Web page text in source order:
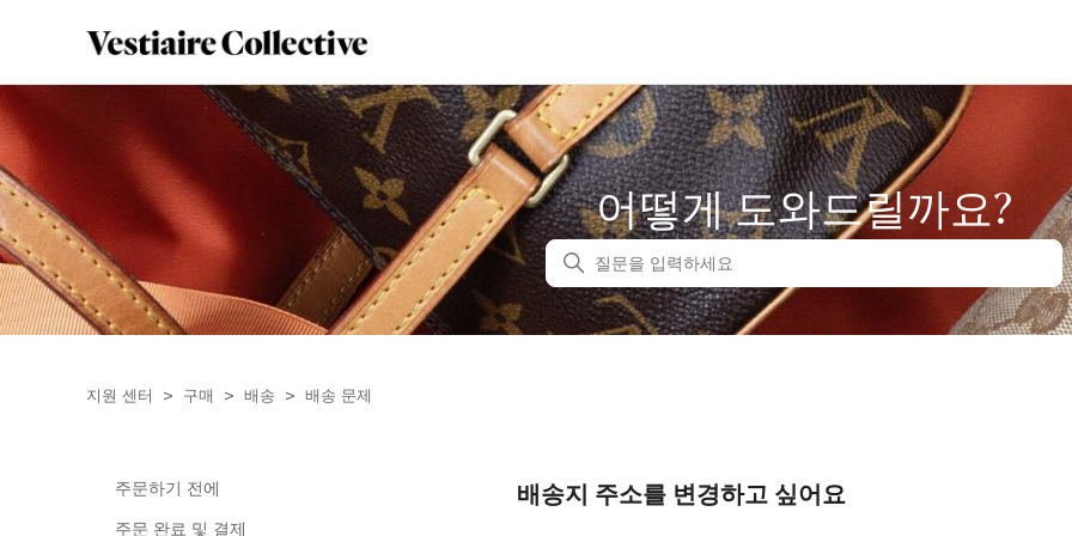
어떻게 도와드릴까요?
검색
지원 센터 구매 배송 배송 문제
주문하기 전에
주문 완료 및 결제
배송지 주소를 변경하고 싶어요